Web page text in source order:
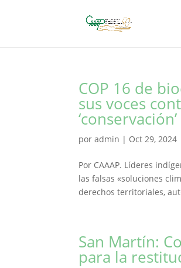
COP 16 de
sus voces
‘conservación’
poradmin | Oct 29, 2024
Por CAAAP. Líderes
las falsas «soluciones
derechos territoriales,
San Martín:
para la